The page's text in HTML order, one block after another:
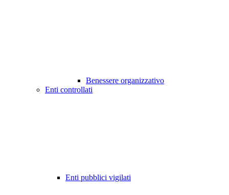
Benessere organizzativo
Enti controllati
Enti pubblici vigilati